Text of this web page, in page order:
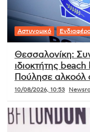
Αστυνομικό
Θεσσαλονίκη:
ιδιοκτήτης
Πούλησε αλκοόλ
10/08/2026, 10:53